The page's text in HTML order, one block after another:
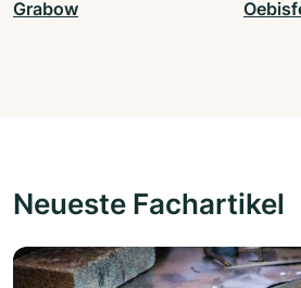
Grabow
Neueste Fachartikel